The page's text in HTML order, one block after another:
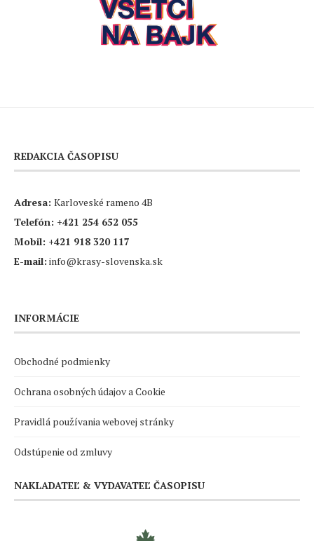
REDAKCIA ČASOPISU
Adresa: Karloveské rameno 4B
Telefón: +421 254 652 055
Mobil: +421 918 320 117
E-mail: info@krasy-slovenska.sk
INFORMÁCIE
Obchodné podmienky
Ochrana osobných údajov a Cookie
Pravidlá používania webovej stránky
Odstúpenie od zmluvy
NAKLADATEĽ & VYDAVATEĽ ČASOPISU